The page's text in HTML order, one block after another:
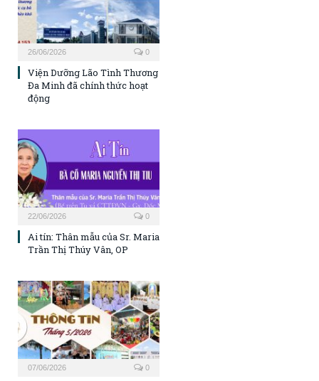
26/06/2026 0
Viện Dưỡng Lão Tình Thương
Đa Minh đã chính thức hoạt
động
22/06/2026 0
Ai tín: Thân mẫu của Sr. Maria
Trần Thị Thúy Vân, OP
07/06/2026 0